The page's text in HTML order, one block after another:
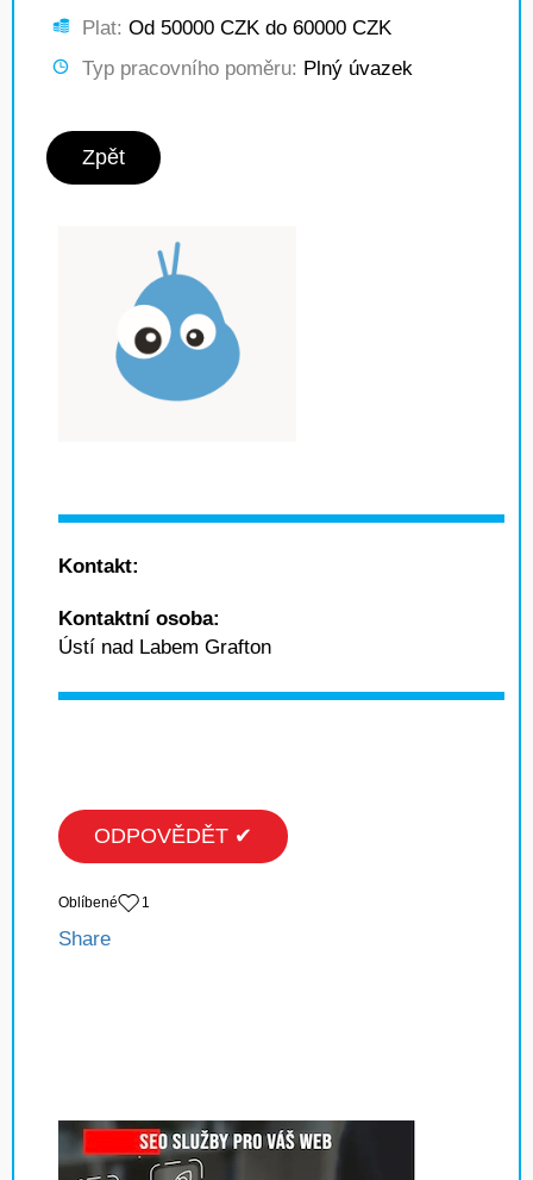
Plat: Od 50000 CZK do 60000 CZK
Typ pracovního poměru: Plný úvazek
Zpět
Kontakt:
Kontaktní osoba:
Ústí nad Labem Grafton
ODPOVĚDĚT ✔
Oblíbené 1
Share